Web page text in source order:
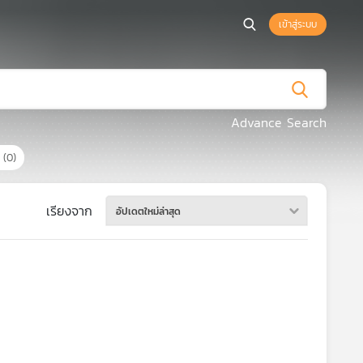
เข้าสู่ระบบ
Advance Search
(0)
เรียงจาก อัปเดตใหม่ล่าสุด